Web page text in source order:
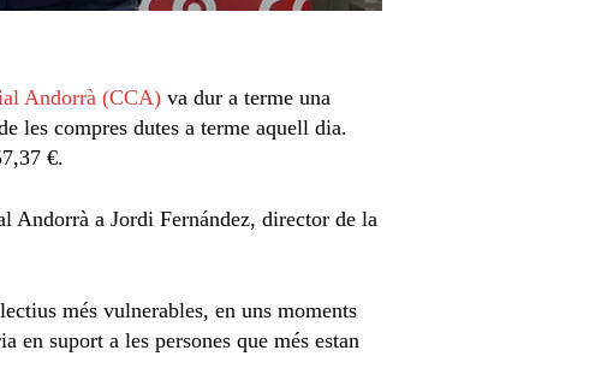
Andorrà (CCA) va dur a terme una
les compres dutes a terme aquell dia.
€.
Andorrà a Jordi Fernández, director de la
més vulnerables, en uns moments
suport a les persones que més estan